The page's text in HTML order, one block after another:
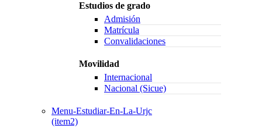
Estudios de grado
Admisión
Matrícula
Convalidaciones
Movilidad
Internacional
Nacional (Sicue)
Menu-Estudiar-En-La-Urjc
(item2)